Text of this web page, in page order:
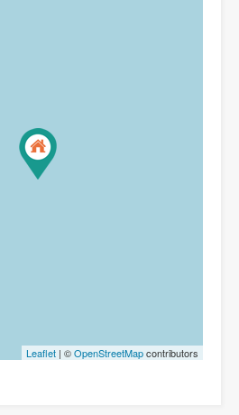
Leaflet | ©OpenStreetMapcontributors